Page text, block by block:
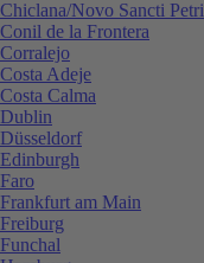
Chiclana/Novo Sancti Petri
Conil de la Frontera
Corralejo
Costa Adeje
Costa Calma
Dublin
Düsseldorf
Edinburgh
Faro
Frankfurt am Main
Freiburg
Funchal